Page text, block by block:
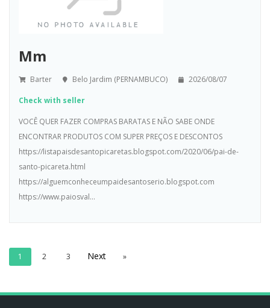
Mm
Barter Belo Jardim (PERNAMBUCO) 2026/08/07
Check with seller
VOCÊ QUER FAZER COMPRAS BARATAS E NÃO SABE ONDE
ENCONTRAR PRODUTOS COM SUPER PREÇOS E DESCONTOS
https://listapaisdesantopicaretas.blogspot.com/2020/06/pai-de-
santo-picareta.html
https://alguemconheceumpaidesantoserio.blogspot.com
https://www.paiosval...
1 2 3 »